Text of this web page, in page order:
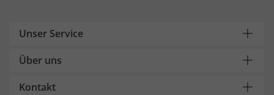
Unser Service
Über uns
Kontakt